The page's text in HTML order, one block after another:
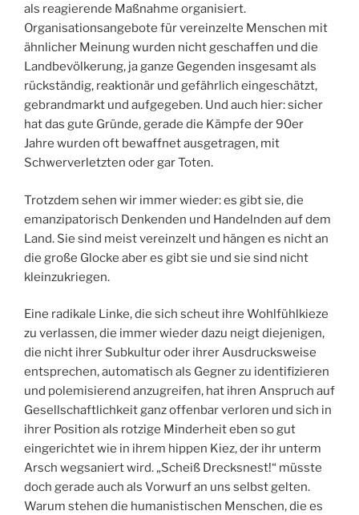
als reagierende Maßnahme organisiert.
Organisationsangebote für vereinzelte Menschen mit
ähnlicher Meinung wurden nicht geschaffen und die
Landbevölkerung, ja ganze Gegenden insgesamt als
rückständig, reaktionär und gefährlich eingeschätzt,
gebrandmarkt und aufgegeben. Und auch hier: sicher
hat das gute Gründe, gerade die Kämpfe der 90er
Jahre wurden oft bewaffnet ausgetragen, mit
Schwerverletzten oder gar Toten.
Trotzdem sehen wir immer wieder: es gibt sie, die
emanzipatorisch Denkenden und Handelnden auf dem
Land. Sie sind meist vereinzelt und hängen es nicht an
die große Glocke aber es gibt sie und sie sind nicht
kleinzukriegen.
Eine radikale Linke, die sich scheut ihre Wohlfühlkieze
zu verlassen, die immer wieder dazu neigt diejenigen,
die nicht ihrer Subkultur oder ihrer Ausdrucksweise
entsprechen, automatisch als Gegner zu identifizieren
und polemisierend anzugreifen, hat ihren Anspruch auf
Gesellschaftlichkeit ganz offenbar verloren und sich in
ihrer Position als rotzige Minderheit eben so gut
eingerichtet wie in ihrem hippen Kiez, der ihr unterm
Arsch wegsaniert wird. „Scheiß Drecksnest!“ müsste
doch gerade auch als Vorwurf an uns selbst gelten.
Warum stehen die humanistischen Menschen, die es